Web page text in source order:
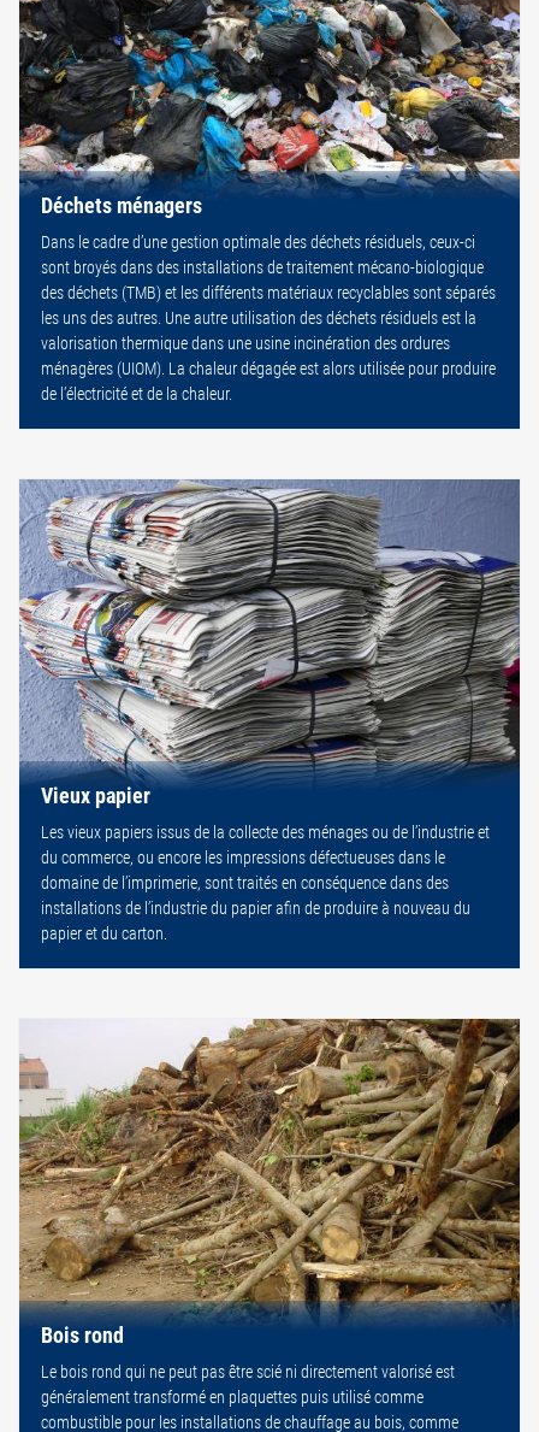
Déchets ménagers
Dans le cadre d’une gestion optimale des déchets résiduels, ceux-ci
sont broyés dans des installations de traitement mécano-biologique
des déchets (TMB) et les différents matériaux recyclables sont séparés
les uns des autres. Une autre utilisation des déchets résiduels est la
valorisation thermique dans une usine incinération des ordures
ménagères (UIOM). La chaleur dégagée est alors utilisée pour produire
de l’électricité et de la chaleur.
Vieux papier
Les vieux papiers issus de la collecte des ménages ou de l’industrie et
du commerce, ou encore les impressions défectueuses dans le
domaine de l’imprimerie, sont traités en conséquence dans des
installations de l’industrie du papier afin de produire à nouveau du
papier et du carton.
Bois rond
Le bois rond qui ne peut pas être scié ni directement valorisé est
généralement transformé en plaquettes puis utilisé comme
combustible pour les installations de chauffage au bois, comme